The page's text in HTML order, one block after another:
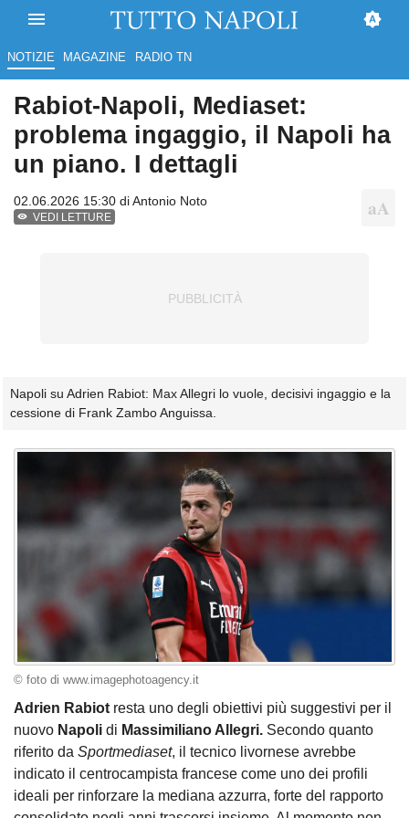
NOTIZIE MAGAZINE RADIO TN
Rabiot-Napoli, Mediaset:
problema ingaggio, il Napoli ha
un piano. I dettagli
02.06.2026 15:30 diAntonio Noto
VEDI LETTURE
Napoli su Adrien Rabiot: Max Allegri lo vuole, decisivi ingaggio e la
cessione di Frank Zambo Anguissa.
© foto di www.imagephotoagency.it
Adrien Rabiot resta uno degli obiettivi più suggestivi per il
nuovo Napoli di Massimiliano Allegri. Secondo quanto
riferito da Sportmediaset, il tecnico livornese avrebbe
indicato il centrocampista francese come uno dei profili
ideali per rinforzare la mediana azzurra, forte del rapporto